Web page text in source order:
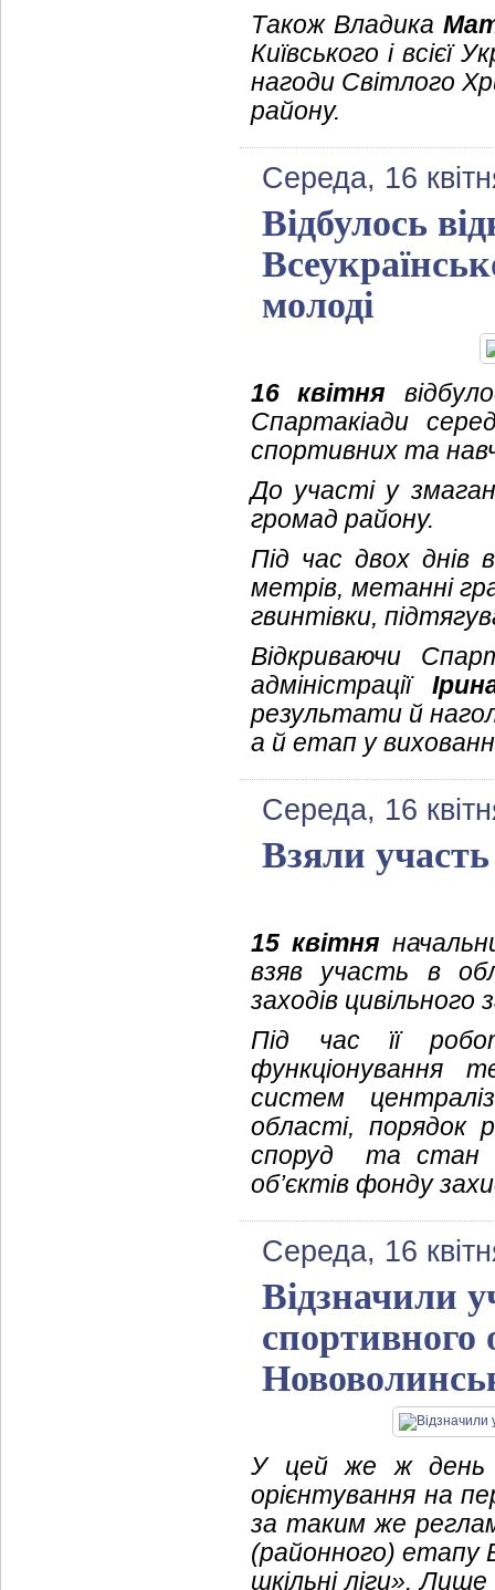
Також Владика
Київського і всієї
нагоди Світлого
району.
Середа, 16
Відбулось
молоді
16 квітня
Спартакіади
спортивних та
До участі у
громад району.
Під час двох днів
метрів, метанні
гвинтівки,
Відкриваючи
адміністрації
результати й
а й етап у
Середа, 16
Взяли участь
15 квітня
взяв участь в
заходів
Під час її
функціонування
систем
області, порядок
споруд та стан
об’єктів фонду
Середа, 16
Відзначили
спортивного
У цей же ж день
орієнтування на
за таким же
(районного) етапу
шкільні ліги».